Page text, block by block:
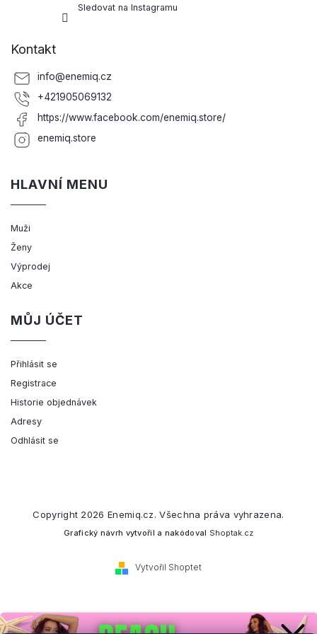
Sledovat na Instagramu
Kontakt
info@enemiq.cz
+421905069132
https://www.facebook.com/enemiq.store/
enemiq.store
HLAVNÍ MENU
Muži
Ženy
Výprodej
Akce
MŮJ ÚČET
Přihlásit se
Registrace
Historie objednávek
Adresy
Odhlásit se
Vytvořil Shoptet
Copyright 2026 Enemiq.cz. Všechna práva vyhrazena.
Grafický návrh vytvořil a nakódoval Shoptak.cz